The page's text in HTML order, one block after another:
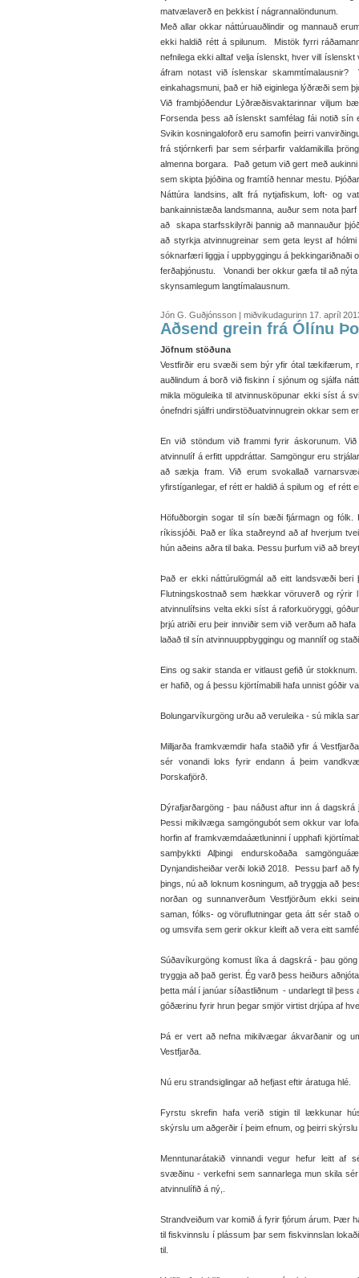
matvælaverð en þekkist í nágrannalöndunum.
Með allar okkar náttúruauðlindir og mannauð
ekki haldið rétt á spilunum. Mistök fyrri
nefnilega ekki alltaf velja íslenskt, hver vill
áfram notast við íslenskar skammtímalausnir?
einkahagsmuni, það er hið eiginlega lýðræði sem
Við frambjóðendur Lýðræðisvaktarinnar viljum
Forsenda þess að íslenskt samfélag fái notið
Svikin kosningaloforð eru samofin þeirri
frá stjórnkerfi þar sem sérþarfir valdamikilla
almenna borgara. Það getum við gert með
sem skipta þjóðina og framtíð hennar mestu.
Náttúra landsins, allt frá nytjafiskum, loft- og
bankainnistæða landsmanna, auður sem nota
að skapa starfsskilyrði þannig að mannauður
að styrkja atvinnugreinar sem geta leyst af
sóknarfæri liggja í uppbyggingu á þekkingariðnaði
ferðaþjónustu. Vonandi ber okkur gæfa til að
skynsamlegum langtímalausnum.
Jón G. Guðjónsson | miðvikudagurinn 17. apríl
Aðsend grein frá Ólínu
Jöfnum stöðuna
Vestfirðir eru svæði sem býr yfir ótal tækifærum,
auðlindum á borð við fiskinn í sjónum og sjálfa
mikla möguleika til atvinnusköpunar ekki síst á
ónefndri sjálfri undirstöðuatvinnugrein okkar sem
En við stöndum við frammi fyrir áskorunum.
atvinnulíf á erfitt uppdráttar. Samgöngur eru
að sækja fram. Við erum svokallað
yfirstíganlegar, ef rétt er haldið á spilum og ef rétt
Höfuðborgin sogar til sín bæði fjármagn og
ríkissjóði. Það er líka staðreynd að af hverjum
hún aðeins aðra til baka. Þessu þurfum við að
Það er ekki náttúrulögmál að eitt landsvæði
Flutningskostnað sem hækkar vöruverð og rýrir
atvinnulífsins velta ekki síst á raforkuöryggi,
þrjú atriði eru þeir innviðir sem við verðum að
laðað til sín atvinnuuppbyggingu og mannlíf og
Eins og sakir standa er vitlaust gefið úr
er hafið, og á þessu kjörtímabili hafa unnist góðir
Bolungarvíkurgöng urðu að veruleika - sú mikla
Milljarða framkvæmdir hafa staðið yfir á
sér vonandi loks fyrir endann á þeim
Þorskafjörð.
Dýrafjarðargöng - þau náðust aftur inn á
Þessi mikilvæga samgöngubót sem okkur var
horfin af framkvæmdaáætluninni í upphafi
samþykkti Alþingi endurskoðaða
Dynjandisheiðar verði lokið 2018. Þessu þarf að
þings, nú að loknum kosningum, að tryggja að
norðan og sunnanverðum Vestfjörðum ekki
saman, fólks- og vöruflutningar geta átt sér stað
og umsvifa sem gerir okkur kleift að vera eitt
Súðavíkurgöng komust líka á dagskrá - þau
tryggja að það gerist. Ég varð þess heiðurs
þetta mál í janúar síðastliðnum - undarlegt til
góðærinu fyrir hrun þegar smjör virtist drjúpa af
Þá er vert að nefna mikilvægar ákvarðanir og
Vestfjarða.
Nú eru strandsiglingar að hefjast eftir áratuga hlé.
Fyrstu skrefin hafa verið stigin til lækkunar
skýrslu um aðgerðir í þeim efnum, og þeirri
Menntunarátakið vinnandi vegur hefur leitt af
svæðinu - verkefni sem sannarlega mun skila
atvinnulífið á ný,.
Strandveiðum var komið á fyrir fjórum árum. Þær
til fiskvinnslu í plássum þar sem fiskvinnslan
til.